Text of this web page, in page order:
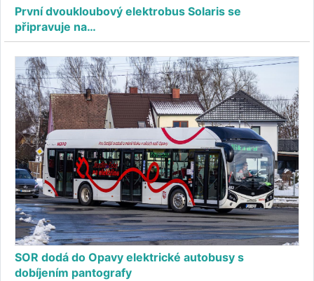
První dvoukloubový elektrobus Solaris se
připravuje na…
SOR dodá do Opavy elektrické autobusy s
dobíjením pantografy